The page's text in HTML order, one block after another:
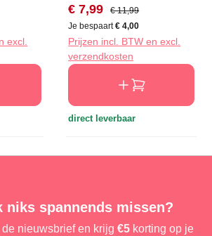
excl.
Verkoopprijs:
€ 7,99 Normale prijs:
€ 11,99
Je bespaart€ 4,00
Prijzen incl. BTW en excl.
verzendkosten
direct leverbaar
niks spannends missen?
nieuwsbrief en krijg €5korting op je